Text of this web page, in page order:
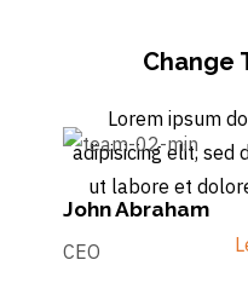
Change
Lorem ipsum
adipisicing elit, sed
ut labore et
John Abraham
CEO